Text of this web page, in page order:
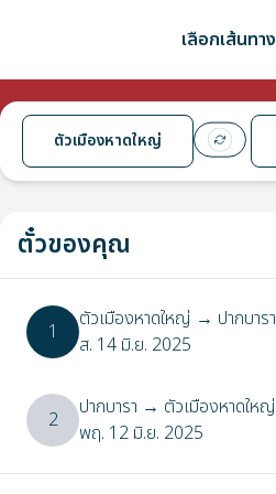
เลือกเส้นทาง
ตัวเมืองหาดใหญ่
ตั๋วของคุณ
1 ตัวเมืองหาดใหญ่ → ปากบารา
ส. 14 มิ.ย. 2025
2 ปากบารา → ตัวเมืองหาดใหญ่
พฤ. 12 มิ.ย. 2025